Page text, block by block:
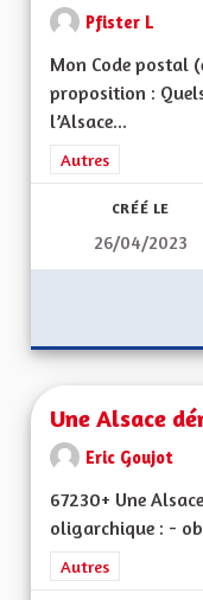
Pfister L
Mon Code postal
proposition :
l’Alsace...
Filtrer les résultats
Autres
CRÉÉ LE
26/04/2023
Une Alsace
Eric Goujot
67230+ Une
oligarchique : -
Filtrer les résultats
Autres